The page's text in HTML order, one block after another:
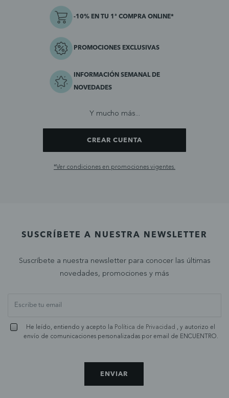
-10% EN TU 1ª COMPRA ONLINE*
PROMOCIONES EXCLUSIVAS
INFORMACIÓN SEMANAL DE
NOVEDADES
Y mucho más...
CREAR CUENTA
*Ver condiciones en promociones vigentes.
SUSCRÍBETE A NUESTRA NEWSLETTER
Suscríbete a nuestra newsletter para conocer las últimas
novedades, promociones y más
He leído, entiendo y acepto la Política de Privacidad , y autorizo el
envío de comunicaciones personalizadas por email de ENCUENTRO.
ENVIAR